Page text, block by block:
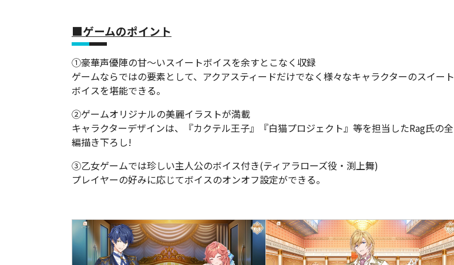
■ゲームのポイント
①豪華声優陣の甘～いスイートボイスを余すとこなく収録
ゲームならではの要素として、アクアスティードだけでなく様々なキャラクターのスイート
ボイスを堪能できる。
②ゲームオリジナルの美麗イラストが満載
キャラクターデザインは、『カクテル王子』『白猫プロジェクト』等を担当したRag氏の全
編描き下ろし!
③乙女ゲームでは珍しい主人公のボイス付き(ティアラローズ役・渕上舞)
プレイヤーの好みに応じてボイスのオンオフ設定ができる。